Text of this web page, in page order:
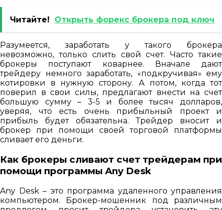
Читайте! Открыть форекс брокера под ключ
Разумеется, заработать у такого брокера
невозможно, только слить свой счет. Часто такие
брокеры поступают коварнее. Вначале дают
трейдеру немного заработать, «подкручивая» ему
котировки в нужную сторону. А потом, когда тот
поверил в свои силы, предлагают внести на счет
большую сумму – 3-5 и более тысяч долларов,
уверяя, что есть очень прибыльный проект и
прибыль будет обязательна. Трейдер вносит и
брокер при помощи своей торговой платформы
сливает его деньги.
Как брокеры сливают счет трейдерам при
помощи программы Any Desk
Any Desk – это программа удаленного управления
компьютером. Брокер-мошенник под различным